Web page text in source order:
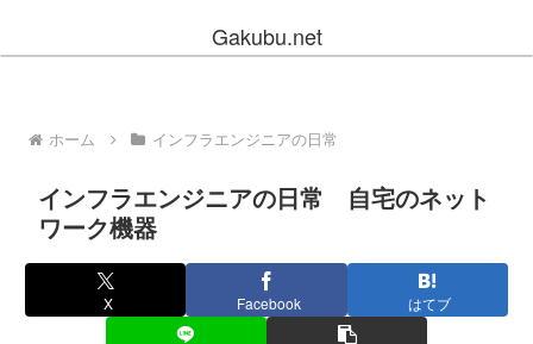
Gakubu.net
ホーム インフラエンジニアの日常
インフラエンジニアの日常 自宅のネット
ワーク機器
X Facebook はてブ